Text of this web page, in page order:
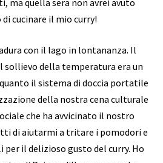
cucinare il mio curry!
con il lago in lontananza. Il
della temperatura era un
il sistema di doccia portatile
della nostra cena culturale
che ha avvicinato il nostro
di aiutarmi a tritare i pomodori e
il delizioso gusto del curry. Ho